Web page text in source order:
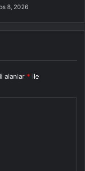
8, 2026
alanlar * ile